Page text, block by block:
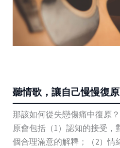
聽情歌，讓自己慢慢復原
那該如何從失戀傷痛中復原
原會包括（1）認知的接受，
個合理滿意的解釋；（2）情